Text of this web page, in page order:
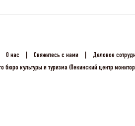
О нас Свяжитесь с нами
Деловое
бюро культуры и туризма (Пекинский центр